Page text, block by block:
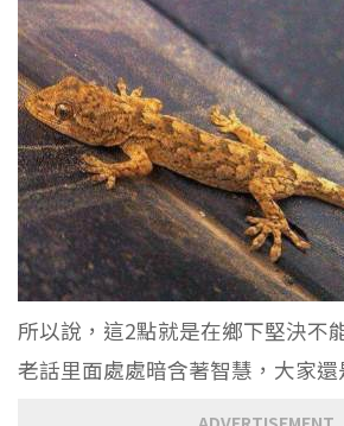
所以說，這2點就是在鄉下堅決不
老話里面處處暗含著智慧，大家還